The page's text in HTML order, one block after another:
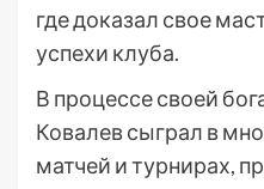
где доказал свое
успехи клуба.
В процессе своей
Ковалев сыграл в
матчей и турнирах,